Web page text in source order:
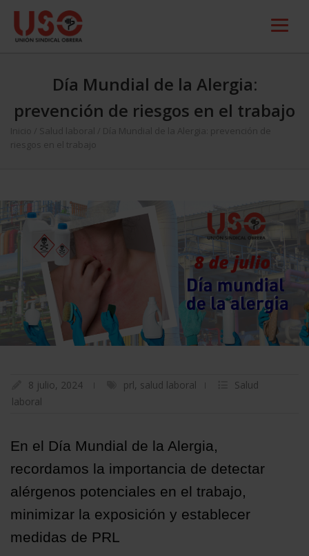
Día Mundial de la Alergia:
prevención de riesgos en el trabajo
Inicio Salud laboral
Día Mundial de la Alergia: prevención de
riesgos en el trabajo
8 julio, 2024 prl, salud laboral
Salud
laboral
En el Día Mundial de la Alergia,
recordamos la importancia de detectar
alérgenos potenciales en el trabajo,
minimizar la exposición y establecer
medidas de PRL